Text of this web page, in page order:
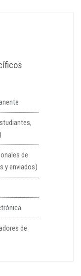
de
y enviados)
de